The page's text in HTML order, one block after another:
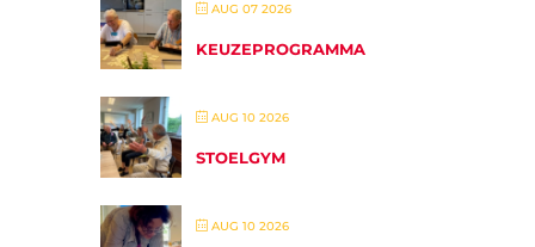
AUG 07 2026
KEUZEPROGRAMMA
AUG 10 2026
STOELGYM
AUG 10 2026